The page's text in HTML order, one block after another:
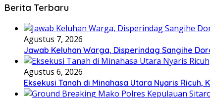
Berita Terbaru
Agustus 7, 2026
Jawab Keluhan Warga, Disperindag Sangihe
Agustus 6, 2026
Eksekusi Tanah di Minahasa Utara Nyaris Ricuh,